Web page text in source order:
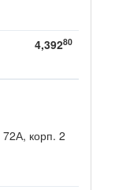
4,39280
корп. 2